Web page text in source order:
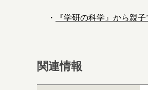
・ 『学研の科学』から親
関連情報